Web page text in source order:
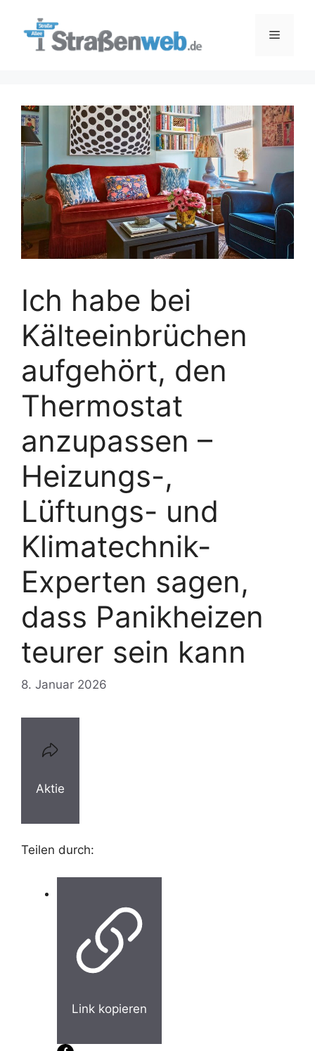
Menü
Ich habe bei
Kälteeinbrüchen
aufgehört, den
Thermostat
anzupassen –
Heizungs-,
Lüftungs- und
Klimatechnik-
Experten sagen,
dass Panikheizen
teurer sein kann
8. Januar 2026
Aktie
Teilen durch:
Link kopieren